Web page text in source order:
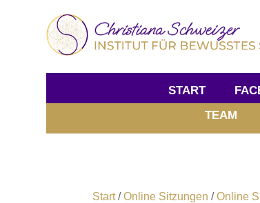
START
TEAM
Start/Online Sitzungen /Online